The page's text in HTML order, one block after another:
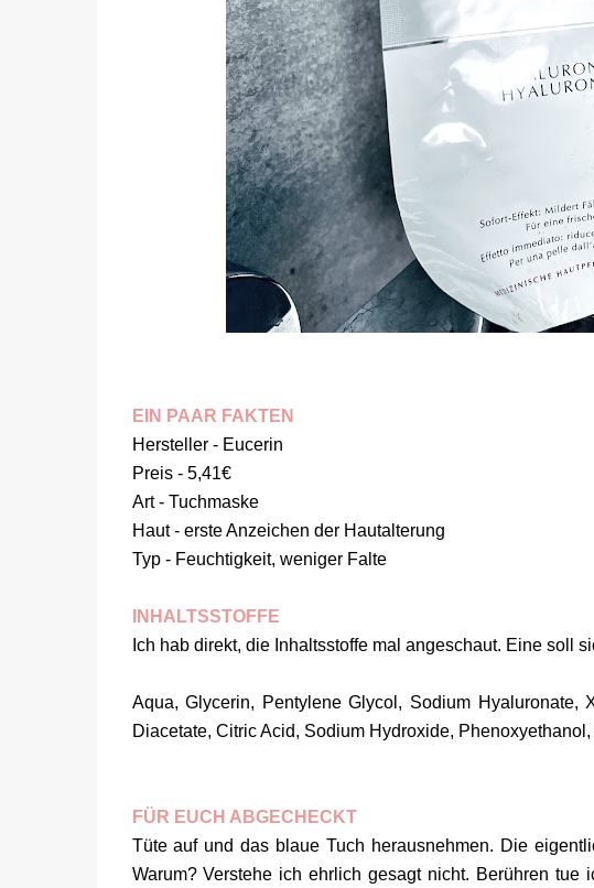
EIN PAAR FAKTEN
Hersteller - Eucerin
Preis - 5,41€
Art - Tuchmaske
Haut - erste Anzeichen der Hautalterung
Typ - Feuchtigkeit, weniger Falte
INHALTSSTOFFE
Ich hab direkt, die Inhaltsstoffe mal angeschaut. Eine soll
Aqua, Glycerin, Pentylene Glycol, Sodium Hyaluronate,
Diacetate, Citric Acid, Sodium Hydroxide, Phenoxyethanol,
FÜR EUCH ABGECHECKT
Tüte auf und das blaue Tuch herausnehmen. Die
Warum? Verstehe ich ehrlich gesagt nicht. Berühren